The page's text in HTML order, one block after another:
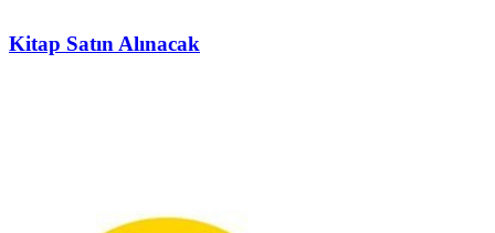
Kitap Satın Alınacak